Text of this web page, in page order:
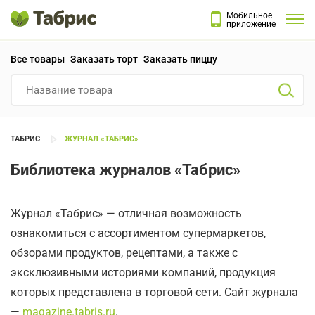
Мобильное
приложение
Все товары Заказать торт Заказать пиццу
ТАБРИС ЖУРНАЛ «ТАБРИС»
Библиотека журналов «Табрис»
Журнал «Табрис» — отличная возможность
ознакомиться с ассортиментом супермаркетов,
обзорами продуктов, рецептами, а также с
эксклюзивными историями компаний, продукция
которых представлена в торговой сети. Сайт журнала
— magazine.tabris.ru.